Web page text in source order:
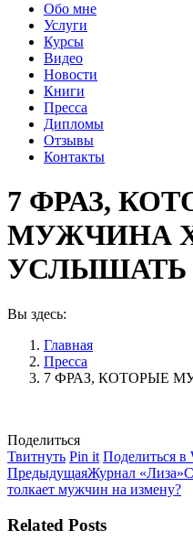
Обо мне
Услуги
Курсы
Видео
Новости
Книги
Пресса
Дипломы
Отзывы
Контакты
7 ФРАЗ,
МУЖЧИНА
УСЛЫШАТЬ
Вы здесь:
Главная
Пресса
7 ФРАЗ, КОТОРЫЕ
Поделиться
ТвитнутьПоделиться
в
Twitter
Pin itПоделиться
в
Pinterest
Поделиться в
Навигация
по
записям
ПредыдущаяПредыдущая
запись:
Журнал «Лиза»
толкает мужчин на измену?
Related Posts